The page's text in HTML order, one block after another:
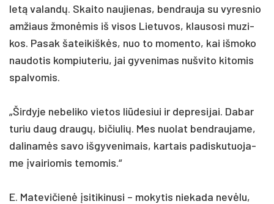
letą va­landų. Skai­to nau­jie­nas, bend­rau­ja su vy­res­nio
am­žiaus žmonė­mis iš vi­sos Lie­tu­vos, klau­so­si mu­zi­
kos. Pa­sak ša­tei­kiškės, nuo to mo­men­to, kai iš­mo­ko
nau­do­tis kom­piu­te­riu, jai gy­ve­ni­mas nu­švi­to ki­to­mis
spal­vo­mis.
„Šir­dy­je ne­be­li­ko vie­tos liū­de­siui ir dep­re­si­jai. Da­bar
tu­riu daug draugų, bi­čiu­lių. Mes nuo­lat bend­rau­ja­me,
da­li­namės sa­vo iš­gy­ve­ni­mais, kar­tais pa­dis­ku­tuo­ja­
me įvai­rio­mis te­mo­mis.“
E. Ma­te­vi­čienė įsi­ti­ki­nu­si – mo­ky­tis nie­ka­da ne­vėlu,